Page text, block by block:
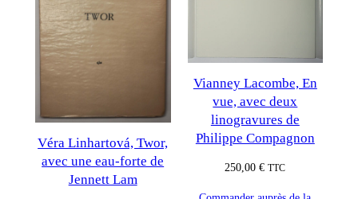
Véra Linhartová, Twor,
avec une eau-forte de
Jennett Lam
Vianney Lacombe, En
vue, avec deux
linogravures de
Philippe Compagnon
250,00€ TTC